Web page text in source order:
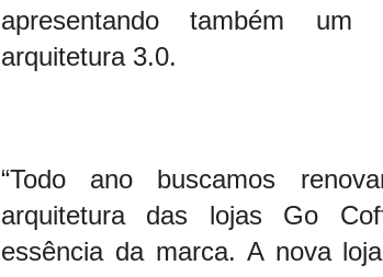
apresentando também
arquitetura 3.0.
“Todo ano buscamos
arquitetura das lojas Go
essência da marca. A nova